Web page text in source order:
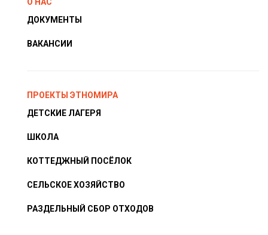
О НАС
ДОКУМЕНТЫ
ВАКАНСИИ
ПРОЕКТЫ ЭТНОМИРА
ДЕТСКИЕ ЛАГЕРЯ
ШКОЛА
КОТТЕДЖНЫЙ ПОСЁЛОК
СЕЛЬСКОЕ ХОЗЯЙСТВО
РАЗДЕЛЬНЫЙ СБОР ОТХОДОВ